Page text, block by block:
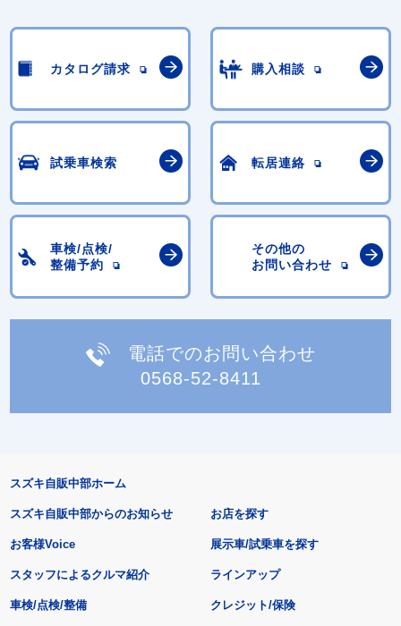
カタログ請求 購入相談
試乗車検索 転居連絡
車検/点検/
整備予約
その他の
お問い合わせ
電話でのお問い合わせ
0568-52-8411
スズキ自販中部ホーム
スズキ自販中部からのお知らせ
お客様Voice
スタッフによるクルマ紹介
お店を探す
展示車/試乗車を探す
ラインアップ
車検/点検/整備 クレジット/保険